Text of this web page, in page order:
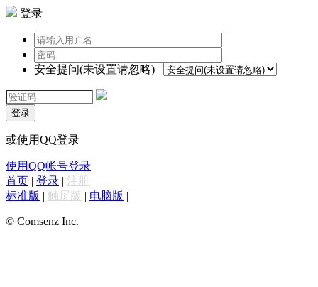
登录
安全提问(未设置请忽略)
登录
或使用QQ登录
使用QQ帐号登录
首页 | 登录 | 注册
标准版 | 触屏版 | 电脑版 |
© Comsenz Inc.